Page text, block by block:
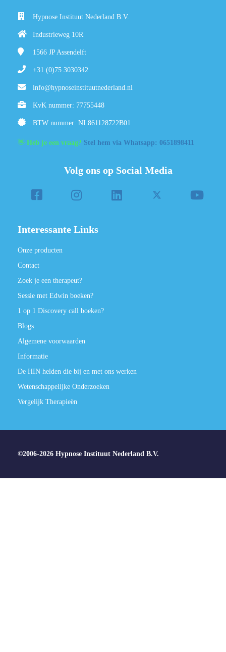
Hypnose Instituut Nederland B.V.
Industrieweg 10R
1566 JPAssendelft
+31 (0)75 3030342
info@hypnoseinstituutnederland.nl
KvK nummer: 77755448
BTW nummer: NL861128722B01
👋 Heb je een vraag? Stel hem via Whatsapp: 0651898411
Volg ons op Social Media
Interessante Links
Onze producten
Contact
Zoek je een therapeut?
Sessie met Edwin boeken?
1 op 1 Discovery call boeken?
Blogs
Algemene voorwaarden
Informatie
De HIN helden die bij en met ons werken
Wetenschappelijke Onderzoeken
Vergelijk Therapieën
©2006-2026 Hypnose Instituut Nederland B.V.